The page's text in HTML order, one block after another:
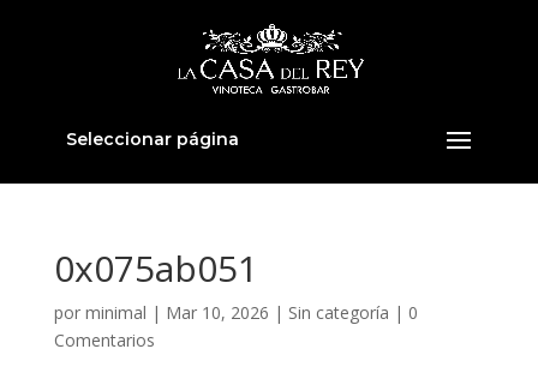
Seleccionar página
0x075ab051
por minimal | Mar 10, 2026 | Sin categoría | 0
Comentarios